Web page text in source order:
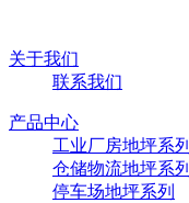
关于我们
联系我们
产品中心
工业厂房地坪系列
仓储物流地坪系列
停车场地坪系列